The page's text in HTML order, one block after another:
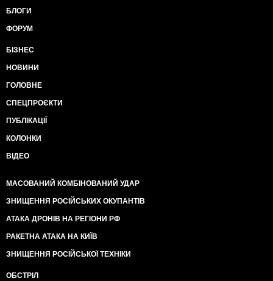
БЛОГИ
ФОРУМ
БІЗНЕС
НОВИНИ
ГОЛОВНЕ
СПЕЦПРОЄКТИ
ПУБЛІКАЦІЇ
КОЛОНКИ
ВІДЕО
МАСОВАНИЙ КОМБІНОВАНИЙ УДАР
ЗНИЩЕННЯ РОСІЙСЬКИХ ОКУПАНТІВ
АТАКА ДРОНІВ НА РЕГІОНИ РФ
РАКЕТНА АТАКА НА КИЇВ
ЗНИЩЕННЯ РОСІЙСЬКОЇ ТЕХНІКИ
ОБСТРІЛ